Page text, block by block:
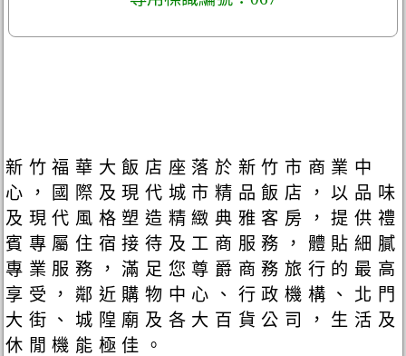
新竹福華大飯店座落於新竹市商業中
心，國際及現代城市精品飯店，以品味
及現代風格塑造精緻典雅客房，提供禮
賓專屬住宿接待及工商服務，體貼細膩
專業服務，滿足您尊爵商務旅行的最高
享受，鄰近購物中心、行政機構、北門
大街、城隍廟及各大百貨公司，生活及
休閒機能極佳。